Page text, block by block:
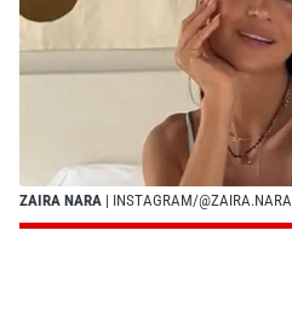
ZAIRA NARA | INSTAGRAM/@ZAIRA.NARA